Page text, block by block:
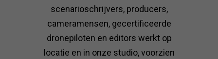
scenarioschrijvers, producers,
cameramensen, gecertificeerde
dronepiloten en editors werkt op
locatie en in onze studio, voorzien